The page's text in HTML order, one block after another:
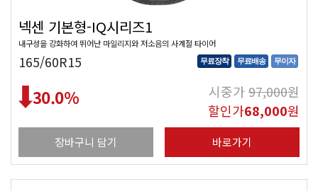
넥센 기본형-IQ시리즈1
내구성을 강화하여 뛰어난 마일리지와 저소음의 사계절 타이어
165/60R15 무료장착 무료배송 무이자
30.0% 시중가97,000원
할인가68,000원
장바구니 담기 바로가기